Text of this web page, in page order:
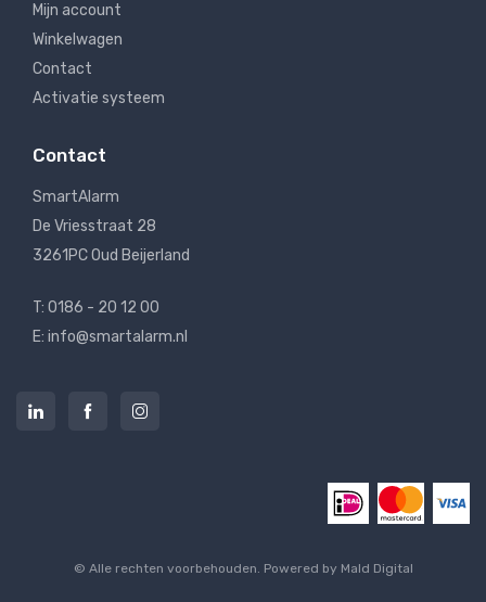
Mijn account
Winkelwagen
Contact
Activatie systeem
Contact
SmartAlarm
De Vriesstraat 28
3261PC Oud Beijerland
T: 0186 - 20 12 00
E: info@smartalarm.nl
© Alle rechten voorbehouden. Powered by Mald Digital